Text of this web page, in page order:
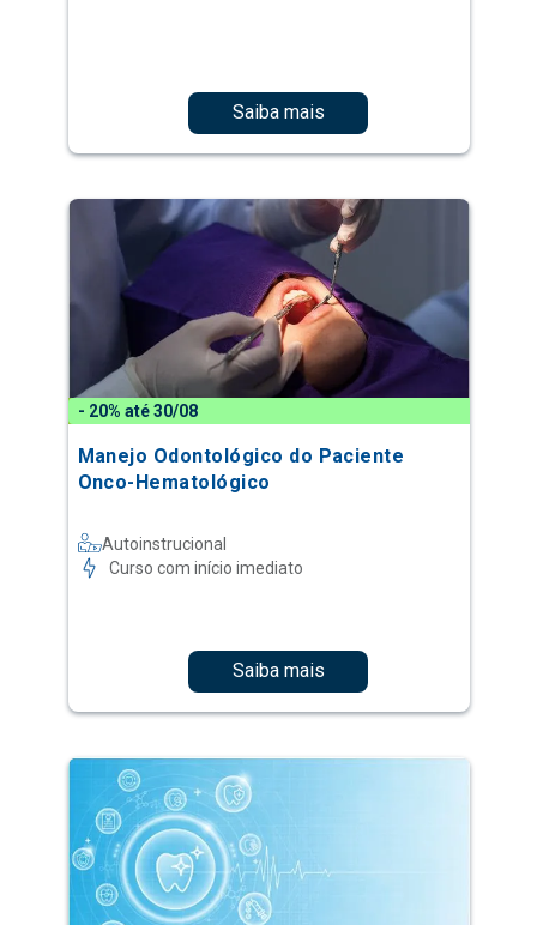
Saiba mais
- 20% até 30/08
Manejo Odontológico do Paciente
Onco-Hematológico
Autoinstrucional
Curso com início imediato
Saiba mais